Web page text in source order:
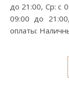
до 21:00, Ср: с
09:00 до
оплаты: